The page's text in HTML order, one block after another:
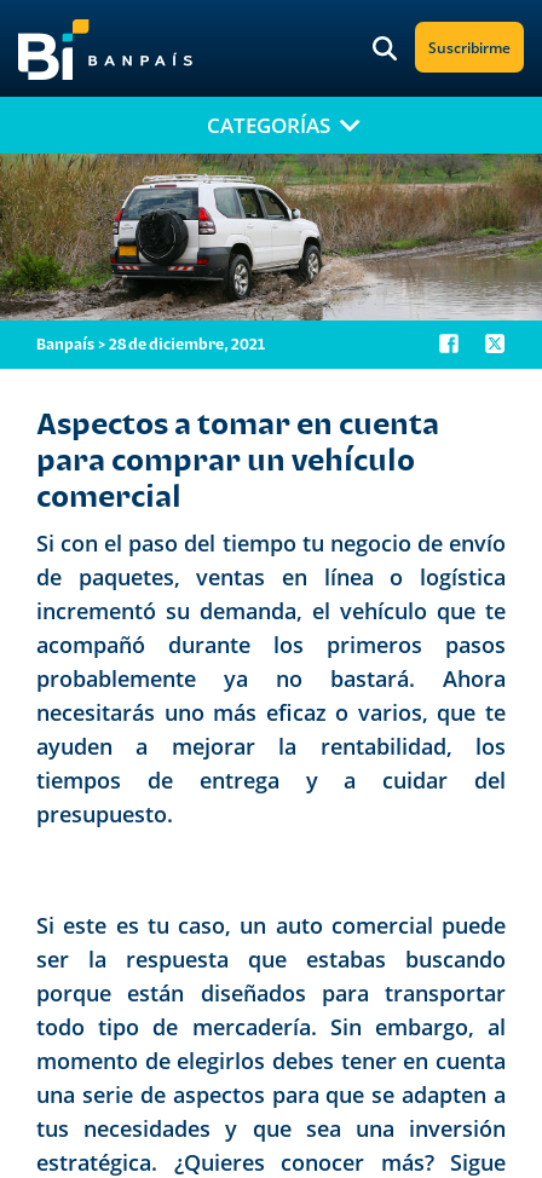
Suscribirme
¡No te pierdas nuestro nuevo contenido!
Suscríbete a nuestro blog y recibe mensualmente en tu correo
electrónico, las noticias más relevantes.
CATEGORÍAS
Banpaís > 28 de diciembre, 2021
Aspectos a tomar en cuenta
para comprar un vehículo
comercial
Si con el paso del tiempo tu negocio de envío
de paquetes, ventas en línea o logística
incrementó su demanda, el vehículo que te
acompañó durante los primeros pasos
probablemente ya no bastará. Ahora
necesitarás uno más eficaz o varios, que te
ayuden a mejorar la rentabilidad, los
tiempos de entrega y a cuidar del
presupuesto.
Si este es tu caso, un auto comercial puede
ser la respuesta que estabas buscando
porque están diseñados para transportar
todo tipo de mercadería. Sin embargo, al
momento de elegirlos debes tener en cuenta
una serie de aspectos para que se adapten a
tus necesidades y que sea una inversión
estratégica. ¿Quieres conocer más? Sigue